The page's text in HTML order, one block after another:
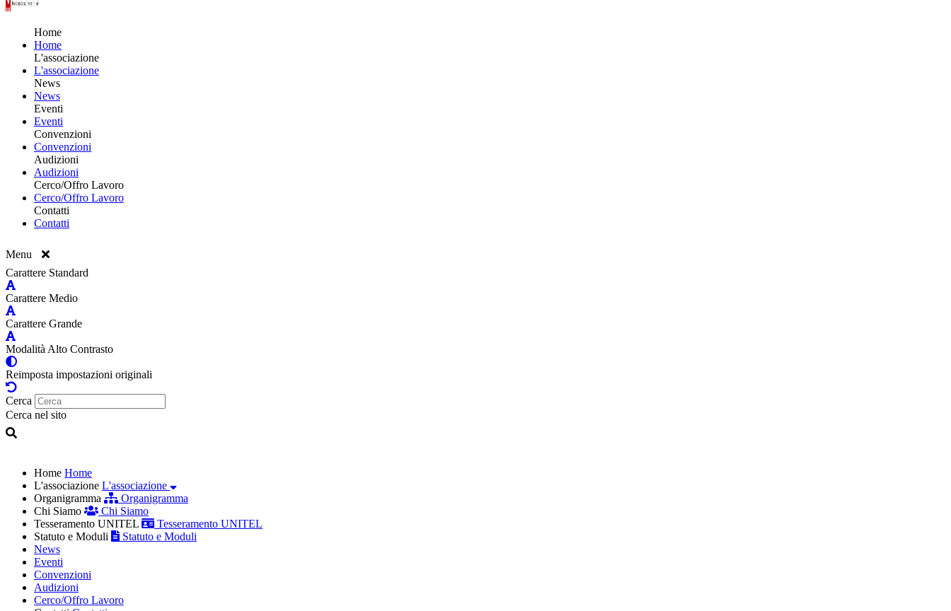
Home
Home
L'associazione
L'associazione
News
News
Eventi
Eventi
Convenzioni
Convenzioni
Audizioni
Audizioni
Cerco/Offro Lavoro
Cerco/Offro Lavoro
Contatti
Contatti
Menu
Carattere Standard
Carattere Medio
Carattere Grande
Modalità Alto Contrasto
Reimposta impostazioni originali
Cerca
Cerca nel sito
Home Home
L'associazione L'associazione
Organigramma
Organigramma
Chi Siamo
Chi Siamo
Tesseramento UNITEL
Tesseramento UNITEL
Statuto e Moduli
Statuto e Moduli
News
Eventi
Convenzioni
Audizioni
Cerco/Offro Lavoro